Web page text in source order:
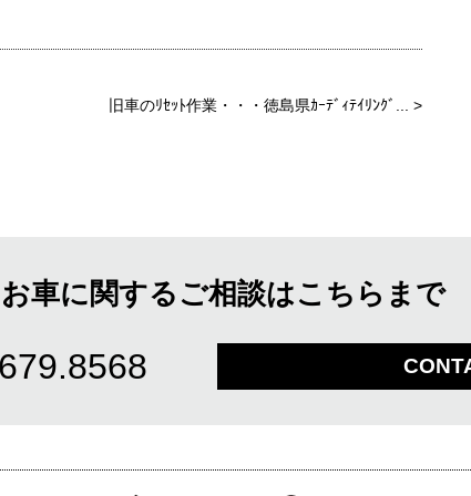
旧車のﾘｾｯﾄ作業・・・徳島県ｶｰﾃﾞｨﾃｲﾘﾝｸﾞ... >
お車に関するご相談はこちらまで